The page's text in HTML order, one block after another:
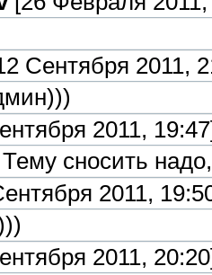
Сентября 2011,
2011,
сносить
2011,
2011,